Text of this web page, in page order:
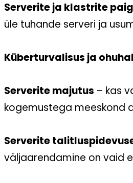
Serverite ja klastrite
üle tuhande serveri ja
Küberturvalisus ja
Serverite majutus – kas
kogemustega meeskond
Serverite
väljaarendamine on vaid